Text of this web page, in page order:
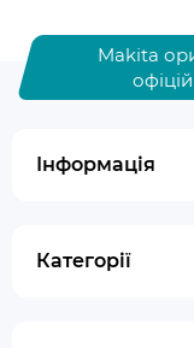
Makita
Інформація
Категорії